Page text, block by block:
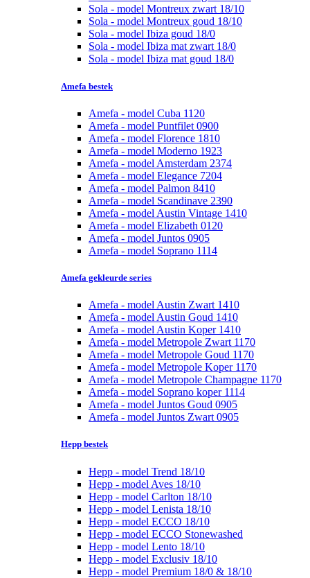
Sola - model Montreux zwart 18/10
Sola - model Montreux goud 18/10
Sola - model Ibiza goud 18/0
Sola - model Ibiza mat zwart 18/0
Sola - model Ibiza mat goud 18/0
Amefa bestek
Amefa - model Cuba 1120
Amefa - model Puntfilet 0900
Amefa - model Florence 1810
Amefa - model Moderno 1923
Amefa - model Amsterdam 2374
Amefa - model Elegance 7204
Amefa - model Palmon 8410
Amefa - model Scandinave 2390
Amefa - model Austin Vintage 1410
Amefa - model Elizabeth 0120
Amefa - model Juntos 0905
Amefa - model Soprano 1114
Amefa gekleurde series
Amefa - model Austin Zwart 1410
Amefa - model Austin Goud 1410
Amefa - model Austin Koper 1410
Amefa - model Metropole Zwart 1170
Amefa - model Metropole Goud 1170
Amefa - model Metropole Koper 1170
Amefa - model Metropole Champagne 1170
Amefa - model Soprano koper 1114
Amefa - model Juntos Goud 0905
Amefa - model Juntos Zwart 0905
Hepp bestek
Hepp - model Trend 18/10
Hepp - model Aves 18/10
Hepp - model Carlton 18/10
Hepp - model Lenista 18/10
Hepp - model ECCO 18/10
Hepp - model ECCO Stonewashed
Hepp - model Lento 18/10
Hepp - model Exclusiv 18/10
Hepp - model Premium 18/0 & 18/10